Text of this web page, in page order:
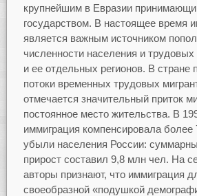
крупнейшим в Евразии
государством. В настоящее время
является важным источником
численности населения и
и ее отдельных регионов. В стране
потоки временных трудовых
отмечается значительный приток
постоянное место жительства. В
иммиграция компенсировала более
убыли населения России:
прирост составил 9,8 млн чел. На
авторы признают, что иммиграция
своеобразной «подушкой